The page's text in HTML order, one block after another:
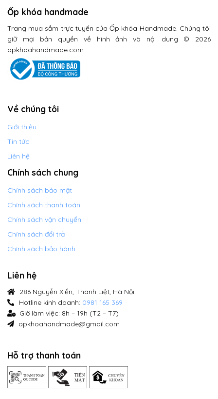
Ốp khóa handmade
Trang mua sắm trực tuyến của Ốp khóa Handmade. Chúng tôi
giữ mọi bản quyền về hình ảnh và nội dung © 2026
opkhoahandmade.com
Về chúng tôi
Giới thiệu
Tin tức
Liên hệ
Chính sách chung
Chính sách bảo mật
Chính sách thanh toán
Chính sách vận chuyển
Chính sách đổi trả
Chính sách bảo hành
Liên hệ
286 Nguyễn Xiển, Thanh Liệt, Hà Nội.
Hotline kinh doanh: 0981 165 369
Giờ làm việc: 8h – 19h (T2 – T7)
opkhoahandmade@gmail.com
Hỗ trợ thanh toán